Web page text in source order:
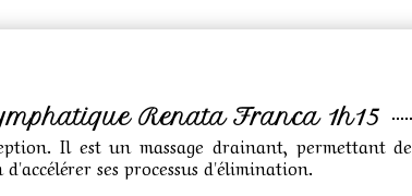
Renata Franca 1h15
Il est un massage drainant, permettant de
ses processus d'élimination.